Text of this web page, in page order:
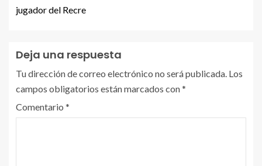
jugador del Recre
Deja una respuesta
Tu dirección de correo electrónico no será publicada. Los
campos obligatorios están marcados con*
Comentario *